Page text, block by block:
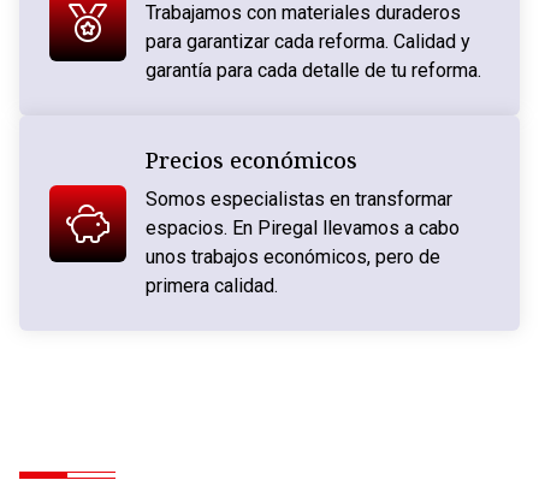
Trabajamos con materiales duraderos
para garantizar cada reforma. Calidad y
garantía para cada detalle de tu reforma.
Precios económicos
Somos especialistas en transformar
espacios. En Piregal llevamos a cabo
unos trabajos económicos, pero de
primera calidad.